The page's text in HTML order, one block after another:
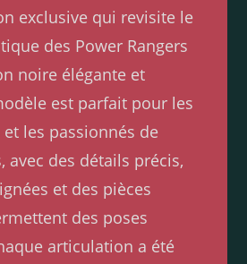
exclusive qui revisite le
des Power Rangers
noire élégante et
est parfait pour les
les passionnés de
avec des détails précis,
et des pièces
des poses
articulation a été